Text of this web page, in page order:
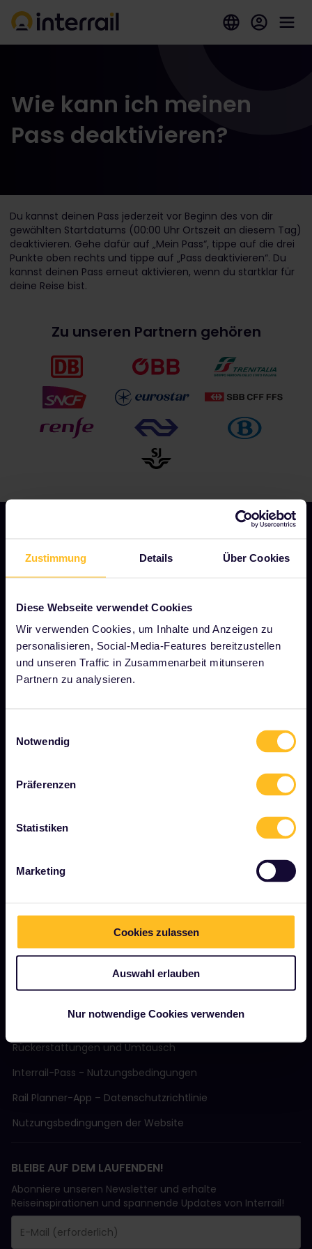
Zustimmung Details Über Cookies
Diese Webseite verwendet Cookies
Wir verwenden Cookies, um Inhalte und Anzeigen zu
personalisieren, Social-Media-Features bereitzustellen
und unseren Traffic in Zusammenarbeit mitunseren
Partnern zu analysieren.
Notwendig
Präferenzen
Statistiken
Marketing
Cookies zulassen
Auswahl erlauben
Nur notwendige Cookies verwenden
Wie kann ich meinen
Pass deaktivieren?
Du kannst deinen Pass jederzeit vor Beginn des von dir
gewählten Startdatums (00:00 Uhr Ortszeit an diesem Tag)
deaktivieren. Gehe dafür auf „Mein Pass“, tippe auf die drei
Punkte oben rechts und tippe auf „Pass deaktivieren“. Du
kannst deinen Pass erneut aktivieren, wenn du startklar für
deine Reise bist.
Zu unseren Partnern gehören
Stellenangebote
Pressebereich
Unser Partner werden
JETZT LOSLEGEN
So verwenden Sie Ihren Pass
Rückerstattungen und Umtausch
Interrail-Pass - Nutzungsbedingungen
Rail Planner-App – Datenschutzrichtlinie
Nutzungsbedingungen der Website
BLEIBE AUF DEM LAUFENDEN!
Abonniere unseren Newsletter und erhalte
Reiseinspirationen und spannende Updates von Interrail!